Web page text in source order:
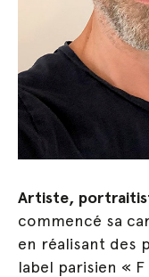
Artiste,
commencé sa
en réalisant des
label parisien «